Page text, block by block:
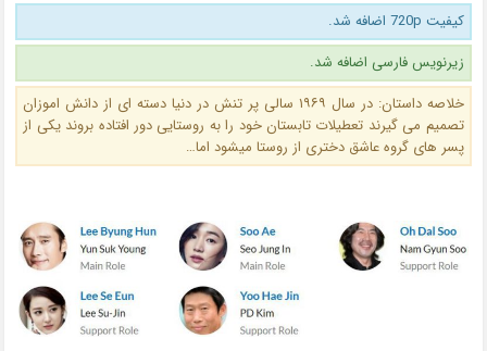
کیفیت 720p اضافه شد.
زیرنویس فارسی اضافه شد.
خلاصه داستان: در سال ۱۹۶۹ سالی پر تنش در دنیا دسته ای از دانش اموزان
تصمیم می گیرند تعطیلات تابستان خود را به روستایی دور افتاده بروند یکی از
پسر های گروه عاشق دختری از روستا میشود اما…